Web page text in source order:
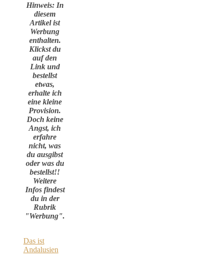
Hinweis: In
diesem
Artikel ist
Werbung
enthalten.
Klickst du
auf den
Link und
bestellst
etwas,
erhalte ich
eine kleine
Provision.
Doch keine
Angst, ich
erfahre
nicht, was
du ausgibst
oder was du
bestellst!!
Weitere
Infos findest
du in der
Rubrik
"Werbung".
Das ist
Andalusien